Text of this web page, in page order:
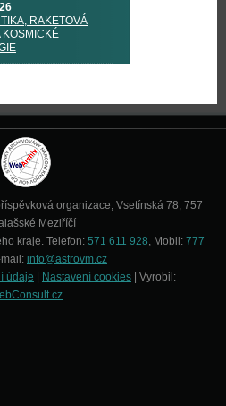
RAKETOVÁ
KOSMICKÉ
organizace, Vsetínská 78, 757
Meziříčí
kraje. Telefon: 571 611 928, Mobil: 777
info@astrovm.cz
údaje
Nastavení cookies | Vyrobil: